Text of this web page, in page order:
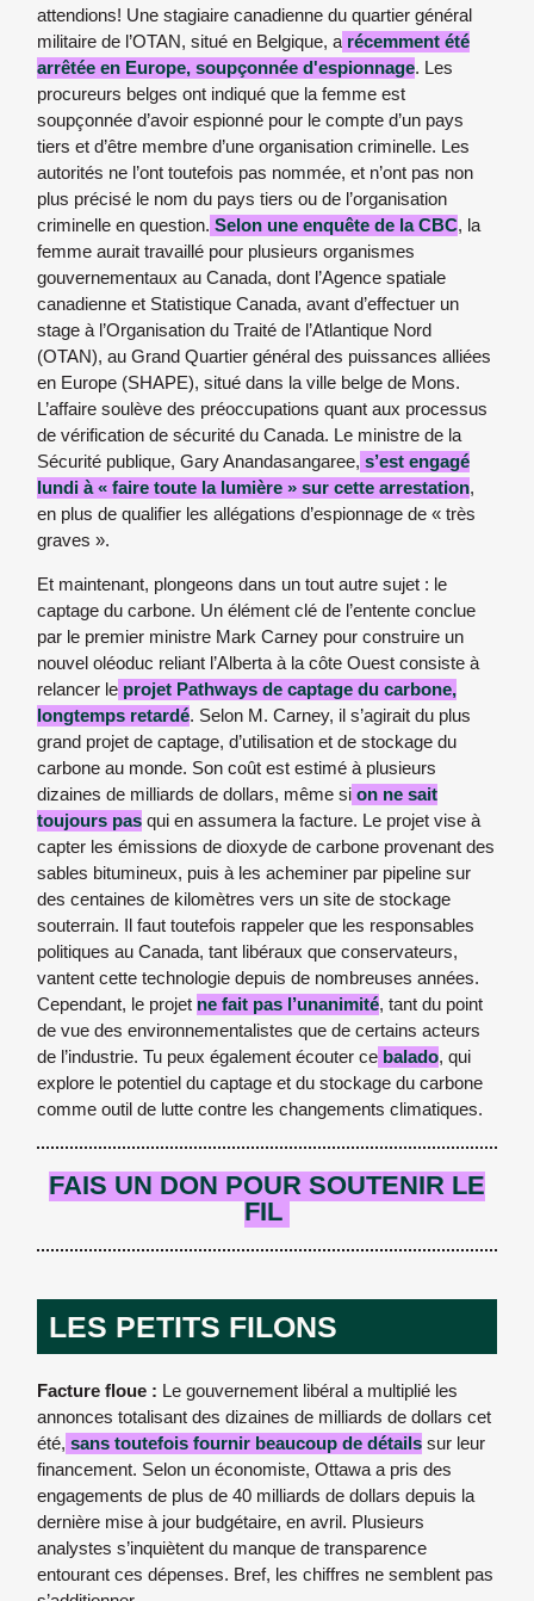
attendions! Une stagiaire canadienne du quartier général
militaire de l’OTAN, situé en Belgique, a récemment été
arrêtée en Europe, soupçonnée d'espionnage. Les
procureurs belges ont indiqué que la femme est
soupçonnée d’avoir espionné pour le compte d’un pays
tiers et d’être membre d’une organisation criminelle. Les
autorités ne l’ont toutefois pas nommée, et n’ont pas non
plus précisé le nom du pays tiers ou de l’organisation
criminelle en question. Selon une enquête de la CBC, la
femme aurait travaillé pour plusieurs organismes
gouvernementaux au Canada, dont l’Agence spatiale
canadienne et Statistique Canada, avant d’effectuer un
stage à l’Organisation du Traité de l’Atlantique Nord
(OTAN), au Grand Quartier général des puissances alliées
en Europe (SHAPE), situé dans la ville belge de Mons.
L’affaire soulève des préoccupations quant aux processus
de vérification de sécurité du Canada. Le ministre de la
Sécurité publique, Gary Anandasangaree, s’est engagé
lundi à « faire toute la lumière » sur cette arrestation,
en plus de qualifier les allégations d’espionnage de « très
graves ».
Et maintenant, plongeons dans un tout autre sujet : le
captage du carbone. Un élément clé de l’entente conclue
par le premier ministre Mark Carney pour construire un
nouvel oléoduc reliant l’Alberta à la côte Ouest consiste à
relancer le projet Pathways de captage du carbone,
longtemps retardé. Selon M. Carney, il s’agirait du plus
grand projet de captage, d’utilisation et de stockage du
carbone au monde. Son coût est estimé à plusieurs
dizaines de milliards de dollars, même si on ne sait
toujours pas qui en assumera la facture. Le projet vise à
capter les émissions de dioxyde de carbone provenant des
sables bitumineux, puis à les acheminer par pipeline sur
des centaines de kilomètres vers un site de stockage
souterrain. Il faut toutefois rappeler que les responsables
politiques au Canada, tant libéraux que conservateurs,
vantent cette technologie depuis de nombreuses années.
Cependant, le projet ne fait pas l’unanimité, tant du point
de vue des environnementalistes que de certains acteurs
de l’industrie. Tu peux également écouter ce balado, qui
explore le potentiel du captage et du stockage du carbone
comme outil de lutte contre les changements climatiques.
FAIS UN DON POUR SOUTENIR LE
FIL
LES PETITS FILONS
Facture floue : Le gouvernement libéral a multiplié les
annonces totalisant des dizaines de milliards de dollars cet
été, sans toutefois fournir beaucoup de détails sur leur
financement. Selon un économiste, Ottawa a pris des
engagements de plus de 40 milliards de dollars depuis la
dernière mise à jour budgétaire, en avril. Plusieurs
analystes s’inquiètent du manque de transparence
entourant ces dépenses. Bref, les chiffres ne semblent pas